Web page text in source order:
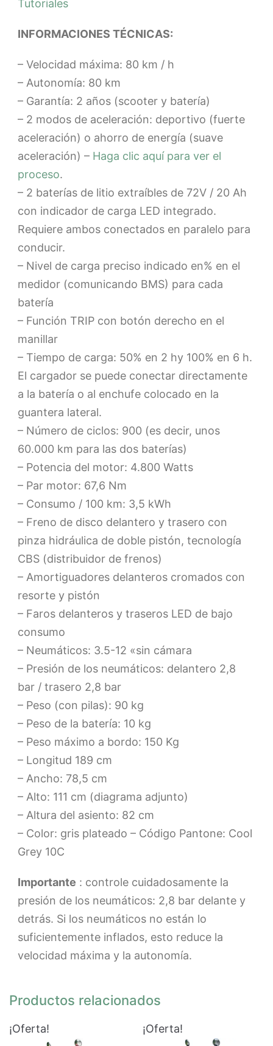
Tutoriales
INFORMACIONES TÉCNICAS:
– Velocidad máxima: 80 km / h
– Autonomía: 80 km
– Garantía: 2 años (scooter y batería)
– 2 modos de aceleración: deportivo (fuerte
aceleración) o ahorro de energía (suave
aceleración) – Haga clic aquí para ver el
proceso.
– 2 baterías de litio extraíbles de 72V / 20 Ah
con indicador de carga LED integrado.
Requiere ambos conectados en paralelo para
conducir.
– Nivel de carga preciso indicado en% en el
medidor (comunicando BMS) para cada
batería
– Función TRIP con botón derecho en el
manillar
– Tiempo de carga: 50% en 2 hy 100% en 6 h.
El cargador se puede conectar directamente
a la batería o al enchufe colocado en la
guantera lateral.
– Número de ciclos: 900 (es decir, unos
60.000 km para las dos baterías)
– Potencia del motor: 4.800 Watts
– Par motor: 67,6 Nm
– Consumo / 100 km: 3,5 kWh
– Freno de disco delantero y trasero con
pinza hidráulica de doble pistón, tecnología
CBS (distribuidor de frenos)
– Amortiguadores delanteros cromados con
resorte y pistón
– Faros delanteros y traseros LED de bajo
consumo
– Neumáticos: 3.5-12 «sin cámara
– Presión de los neumáticos: delantero 2,8
bar / trasero 2,8 bar
– Peso (con pilas): 90 kg
– Peso de la batería: 10 kg
– Peso máximo a bordo: 150 Kg
– Longitud 189 cm
– Ancho: 78,5 cm
– Alto: 111 cm (diagrama adjunto)
– Altura del asiento: 82 cm
– Color: gris plateado – Código Pantone: Cool
Grey 10C
Importante : controle cuidadosamente la
presión de los neumáticos: 2,8 bar delante y
detrás. Si los neumáticos no están lo
suficientemente inflados, esto reduce la
velocidad máxima y la autonomía.
Productos relacionados
¡Oferta! ¡Oferta!